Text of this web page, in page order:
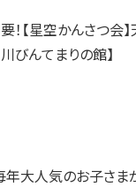
【星空かんさつ会
びんてまりの館】
年大人気のお子さ